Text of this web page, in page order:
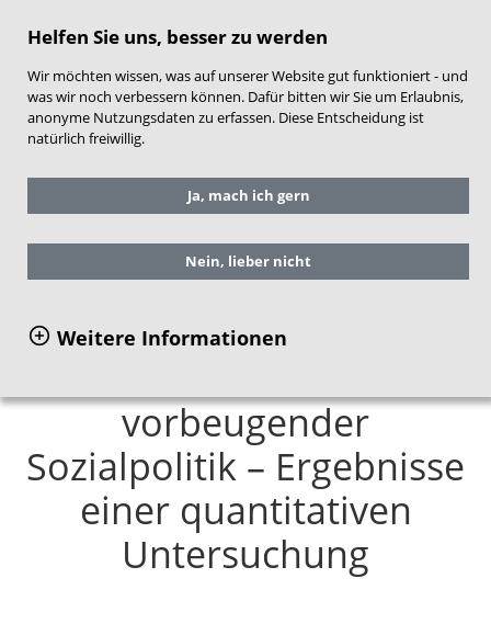
Helfen Sie uns, besser zu werden
Wir möchten wissen, was auf unserer Website gut funktioniert - und
was wir noch verbessern können. Dafür bitten wir Sie um Erlaubnis,
anonyme Nutzungsdaten zu erfassen. Diese Entscheidung ist
natürlich freiwillig.
Ja, mach ich gern
Nein, lieber nicht
Weitere Informationen
Sie befinden sich hier: Service
Einzelansicht Publikationen
Willkommensbesuche in
vorbeugender
Sozialpolitik – Ergebnisse
einer quantitativen
Untersuchung